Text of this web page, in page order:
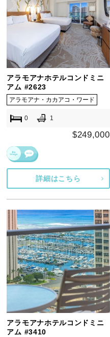
アラモアナホテルコンドミニ
アム #2623
アラモアナ・カカアコ・ワード
0 1
$249,000
詳細はこちら
アラモアナホテルコンドミニ
アム #3410